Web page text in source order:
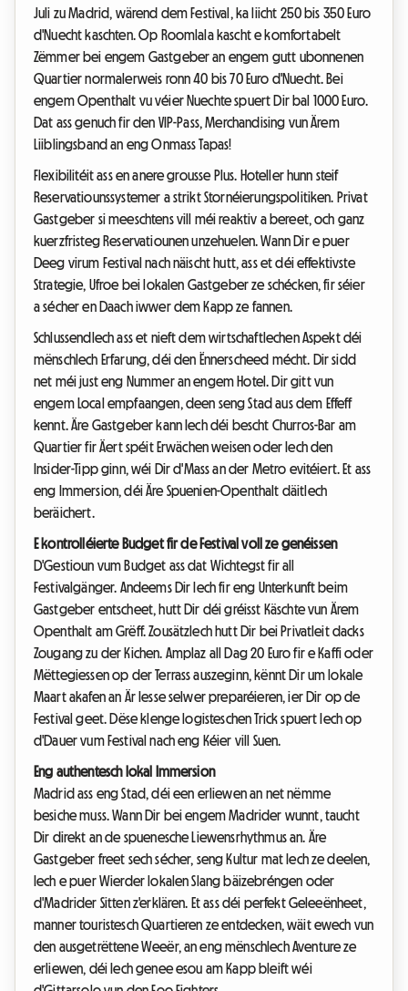
Juli zu Madrid, wärend dem Festival, ka liicht 250 bis 350 Euro
d'Nuecht kaschten. Op Roomlala kascht e komfortabelt
Zëmmer bei engem Gastgeber an engem gutt ubonnenen
Quartier normalerweis ronn 40 bis 70 Euro d'Nuecht. Bei
engem Openthalt vu véier Nuechte spuert Dir bal 1000 Euro.
Dat ass genuch fir den VIP-Pass, Merchandising vun Ärem
Liiblingsband an eng Onmass Tapas!
Flexibilitéit ass en anere grousse Plus. Hoteller hunn steif
Reservatiounssystemer a strikt Stornéierungspolitiken. Privat
Gastgeber si meeschtens vill méi reaktiv a bereet, och ganz
kuerzfristeg Reservatiounen unzehuelen. Wann Dir e puer
Deeg virum Festival nach näischt hutt, ass et déi effektivste
Strategie, Ufroe bei lokalen Gastgeber ze schécken, fir séier
a sécher en Daach iwwer dem Kapp ze fannen.
Schlussendlech ass et nieft dem wirtschaftlechen Aspekt déi
mënschlech Erfarung, déi den Ënnerscheed mécht. Dir sidd
net méi just eng Nummer an engem Hotel. Dir gitt vun
engem Local empfaangen, deen seng Stad aus dem Effeff
kennt. Äre Gastgeber kann Iech déi bescht Churros-Bar am
Quartier fir Äert spéit Erwächen weisen oder Iech den
Insider-Tipp ginn, wéi Dir d'Mass an der Metro evitéiert. Et ass
eng Immersion, déi Äre Spuenien-Openthalt däitlech
beräichert.
E kontrolléierte Budget fir de Festival voll ze genéissen
D'Gestioun vum Budget ass dat Wichtegst fir all
Festivalgänger. Andeems Dir Iech fir eng Unterkunft beim
Gastgeber entscheet, hutt Dir déi gréisst Käschte vun Ärem
Openthalt am Grëff. Zousätzlech hutt Dir bei Privatleit dacks
Zougang zu der Kichen. Amplaz all Dag 20 Euro fir e Kaffi oder
Mëttegiessen op der Terrass auszeginn, kënnt Dir um lokale
Maart akafen an Är Iesse selwer preparéieren, ier Dir op de
Festival geet. Dëse klenge logisteschen Trick spuert Iech op
d'Dauer vum Festival nach eng Kéier vill Suen.
Eng authentesch lokal Immersion
Madrid ass eng Stad, déi een erliewen an net nëmme
besiche muss. Wann Dir bei engem Madrider wunnt, taucht
Dir direkt an de spuenesche Liewensrhythmus an. Äre
Gastgeber freet sech sécher, seng Kultur mat Iech ze deelen,
Iech e puer Wierder lokalen Slang bäizebréngen oder
d'Madrider Sitten z'erklären. Et ass déi perfekt Geleeënheet,
manner touristesch Quartieren ze entdecken, wäit ewech vun
den ausgetrëttene Weeër, an eng mënschlech Aventure ze
erliewen, déi Iech genee esou am Kapp bleift wéi